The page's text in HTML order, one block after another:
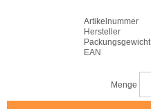
Artikelnummer
Hersteller
Packungsgewicht
EAN
Menge